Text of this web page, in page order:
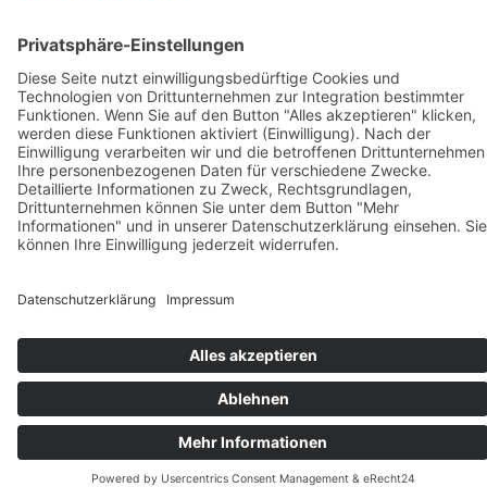
Unique-Webdesign
Page load link